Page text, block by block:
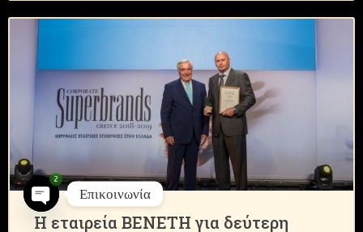
Η εταιρεία ΒΕΝΕΤΗ για δεύτερη
Επικοινωνία
Open
2